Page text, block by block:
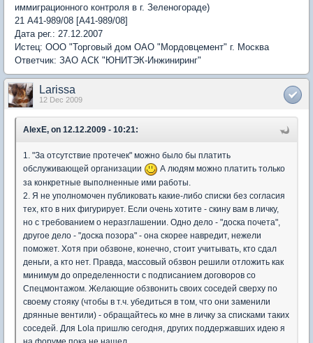
иммиграционного контроля в г. Зеленогораде)
21 А41-989/08 [А41-989/08]
Дата рег.: 27.12.2007
Истец: ООО "Торговый дом ОАО "Мордовцемент" г. Москва
Ответчик: ЗАО АСК "ЮНИТЭК-Инжиниринг"
Larissa
12 Dec 2009
AlexE, on 12.12.2009 - 10:21:
1. "За отсутствие протечек" можно было бы платить
обслуживающей организации
А людям можно платить только
за конкретные выполненные ими работы.
2. Я не уполномочен публиковать какие-либо списки без согласия
тех, кто в них фигурирует. Если очень хотите - скину вам в личку,
но с требованием о неразглашении. Одно дело - "доска почета",
другое дело - "доска позора" - она скорее навредит, нежели
поможет. Хотя при обзвоне, конечно, стоит учитывать, кто сдал
деньги, а кто нет. Правда, массовый обзвон решили отложить как
минимум до определенности с подписанием договоров со
Спецмонтажом. Желающие обзвонить своих соседей сверху по
своему стояку (чтобы в т.ч. убедиться в том, что они заменили
дрянные вентили) - обращайтесь ко мне в личку за списками таких
соседей. Для Lola пришлю сегодня, других поддержавших идею я